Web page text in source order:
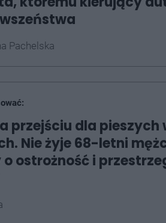
Pachelska
przejściu dla pieszych
Nie żyje 68-letni
o ostrożność i